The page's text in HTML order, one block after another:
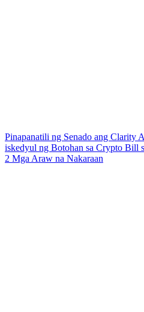
Pinapanatili ng Senado ang Clarity
iskedyul ng Botohan sa Crypto Bill
2 Mga Araw na Nakaraan